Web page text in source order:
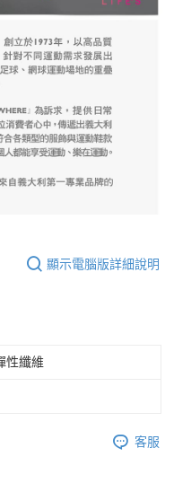
顯示電腦版詳細說明
性纖維
客服